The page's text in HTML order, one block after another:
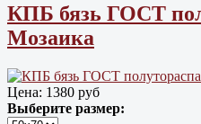
КПБ бязь ГОСТ
Мозаика
Цена: 1380 руб
Выберите размер: